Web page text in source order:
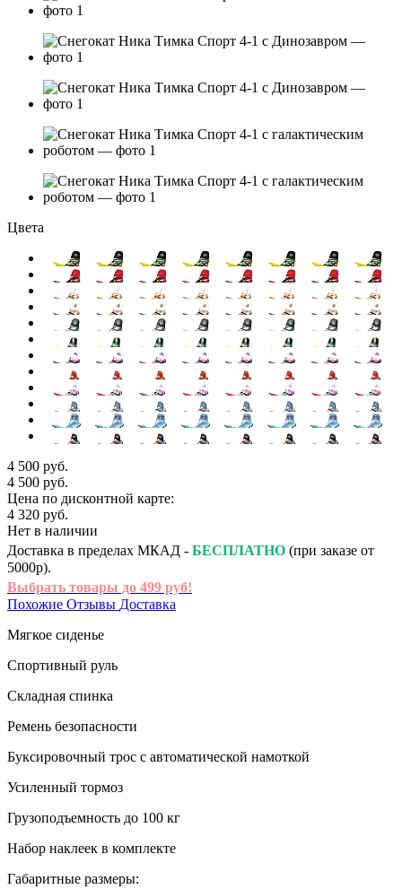
Цвета
4 500 руб.
4 500 руб.
Цена по дисконтной карте:
4 320 руб.
Нет в наличии
Доставка в пределах МКАД - БЕСПЛАТНО (при заказе от
5000р).
Выбрать товары до 499 руб!
Похожие Отзывы Доставка
Мягкое сиденье
Спортивный руль
Складная спинка
Ремень безопасности
Буксировочный трос с автоматической намоткой
Усиленный тормоз
Грузоподъемность до 100 кг
Набор наклеек в комплекте
Габаритные размеры: